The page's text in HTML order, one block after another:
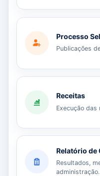
Processo
Publicações
Receitas
Execução
Relatório de
Resultados,
administração.